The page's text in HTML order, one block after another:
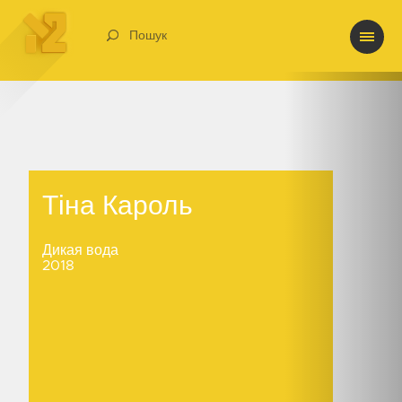
Пошук
Тіна Кароль
Дикая вода
2018